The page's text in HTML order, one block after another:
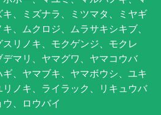
、ミズナラ、ミツマタ、ミヤギ
、ムクロジ、ムラサキシキブ、
リノキ、モクゲンジ、モクレ
マリ、ヤマグワ、ヤマコウバ
、ヤマブキ、ヤマボウシ、ユキ
ノキ、ライラック、リキュウバ
、ロウバイ